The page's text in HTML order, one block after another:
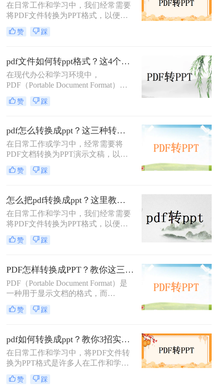
在日常工作和学习中，我们经常需要
将PDF文件转换为PPT格式，以便进
行演示或编辑。那么pdf怎么转ppt免
费呢？虽然市面上有许多付费的转换
转PPT方法，帮助你轻松实现文件格
式的转换。
赞 踩
pdf文件如何转ppt格式？这4个方法请收好！方便又好用！
在现代办公和学习环境中，
PDF（Portable Document Format）因
其出色的跨平台兼容性和保持文档格
式不变的能力而广受欢迎。然而，在
件中的内容转换成PPT（PowerPoint
Presentation）格式，以便进行演示或
进一步编辑。那么pdf文件如何转ppt
格式呢？本文将详细介绍几种将PDF
文件转换为PPT格式的有效方法，帮
助您轻松应对这一需求。
赞 踩
pdf怎么转换成ppt？这三种转换方法分享给你!！
在日常工作或学习中，经常需要将
PDF文档转换为PPT演示文稿，以便
于更好地展示和编辑内容。
PDF（Portable Document Format）因
用，但PPT（PowerPoint）则因其动态
演示功能而备受青睐。那么pdf怎么转
换成ppt呢？本文将介绍三种将PDF转
换为PPT的高效方法，帮助您轻松完
成格式转换。
赞 踩
怎么把pdf转换成ppt？这里教你这四种方法！
在日常工作和学习中，我们经常需要
将PDF文件转换为PPT格式，以便更
好地进行演示和编辑。那么怎么把
PDF转换成PPT呢？以下将介绍三种
PDF到PPT的转换。
赞 踩
PDF怎样转换成PPT？教你这三种转换方法！
PDF（Portable Document Format）是
一种用于显示文档的格式，而
PPT（PowerPoint）是一种用于演示的
文件格式。PDF文件常用于保存文档
文件转换为PPT格式以便于制作演示
文稿。那么PDF怎样转换成PPT呢？
在本文中，我们将介绍三种方法，以
帮助您将PDF文件转换为PPT文件。
赞 踩
pdf如何转换成ppt？教你3招实用方法轻松搞定！
在日常工作和学习中，将PDF文件转
换为PPT格式是许多人在工作和学习
中常遇到的需求，特别是当需要将
PDF中的内容进行编辑、演示或分享
赞 踩